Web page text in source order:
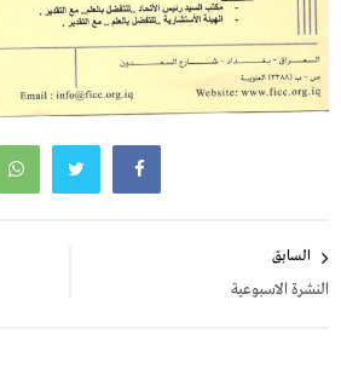
المقالات
السابق
النشرة الاسبوعية